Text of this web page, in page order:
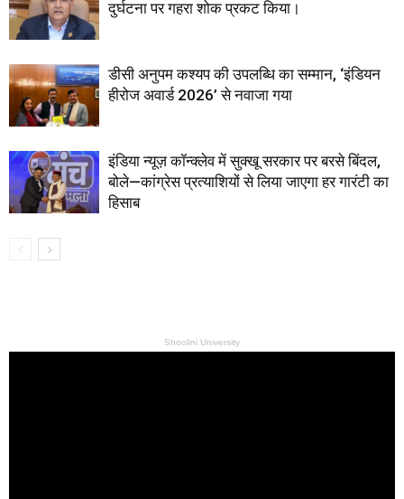
दुर्घटना पर गहरा शोक प्रकट किया।
डीसी अनुपम कश्यप की उपलब्धि का सम्मान, ‘इंडियन
हीरोज अवार्ड 2026’ से नवाजा गया
इंडिया न्यूज़ कॉन्क्लेव में सुक्खू सरकार पर बरसे बिंदल,
बोले—कांग्रेस प्रत्याशियों से लिया जाएगा हर गारंटी का
हिसाब
Shoolini University